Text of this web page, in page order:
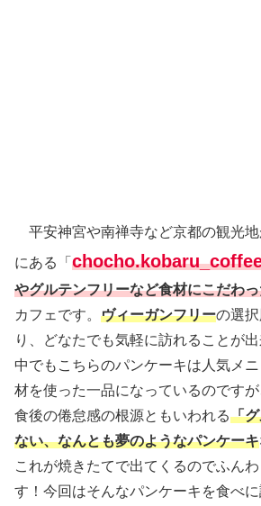
平安神宮や南禅寺など京都の観光地
にある「
やグルテンフリーなど食材にこだわ
カフェです。 ヴィーガンフリーの選
り、どなたでも気軽に訪れることが
中でもこちらのパンケーキは人気メ
材を使った一品になっているのですが
食後の倦怠感の根源ともいわれる「
ない、なんとも夢のようなパンケーキ
これが焼きたてで出てくるのでふん
す！今回はそんなパンケーキを食べ